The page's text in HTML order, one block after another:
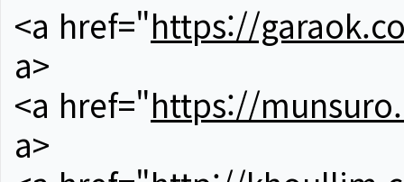
<a href="https://
a>
<a href="https://
a>